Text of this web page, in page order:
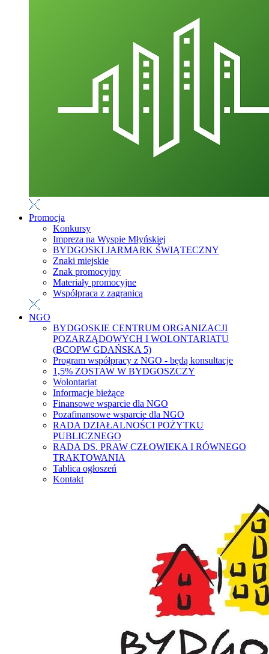
Promocja
Konkursy
Impreza na Wyspie Młyńskiej
BYDGOSKI JARMARK ŚWIĄTECZNY
Znaki miejskie
Znak promocyjny
Materiały promocyjne
Współpraca z zagranicą
NGO
BYDGOSKIE CENTRUM ORGANIZACJI
POZARZĄDOWYCH I WOLONTARIATU
(BCOPW GDAŃSKA 5)
Program współpracy z NGO - będą konsultacje
1,5% ZOSTAW W BYDGOSZCZY
Wolontariat
Informacje bieżące
Finansowe wsparcie dla NGO
Pozafinansowe wsparcie dla NGO
RADA DZIAŁALNOŚCI POŻYTKU
PUBLICZNEGO
RADA DS. PRAW CZŁOWIEKA I RÓWNEGO
TRAKTOWANIA
Tablica ogłoszeń
Kontakt